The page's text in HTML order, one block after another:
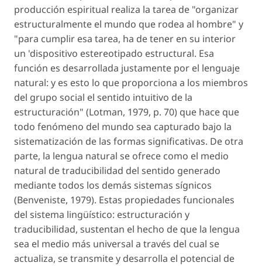
producción espiritual realiza la tarea de "organizar
estructuralmente el mundo que rodea al hombre" y
"para cumplir esa tarea, ha de tener en su interior
un 'dispositivo estereotipado estructural. Esa
función es desarrollada justamente por el lenguaje
natural: y es esto lo que proporciona a los miembros
del grupo social el sentido intuitivo de la
estructuración" (Lotman, 1979, p. 70) que hace que
todo fenómeno del mundo sea capturado bajo la
sistematización de las formas significativas. De otra
parte, la lengua natural se ofrece como el medio
natural de traducibilidad del sentido generado
mediante todos los demás sistemas sígnicos
(Benveniste, 1979). Estas propiedades funcionales
del sistema lingüístico: estructuración y
traducibilidad, sustentan el hecho de que la lengua
sea el medio más universal a través del cual se
actualiza, se transmite y desarrolla el potencial de